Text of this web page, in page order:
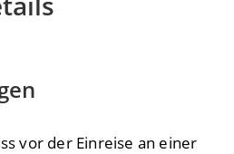
vor der Einreise an einer